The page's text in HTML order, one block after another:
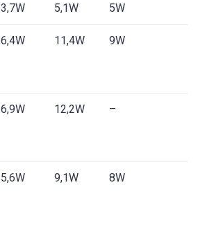
3,7W 5,1W 5W
6,4W 11,4W 9W
6,9W 12,2W –
5,6W 9,1W 8W